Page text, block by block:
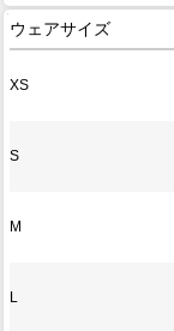
ウェアサイズ
XS
S
M
L